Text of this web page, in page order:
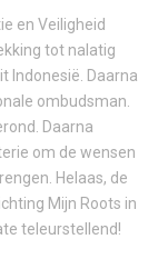
en Veiligheid
tot nalatig
Indonesië. Daarna
ombudsman.
Daarna
om de wensen
Helaas, de
Mijn Roots in
teleurstellend!